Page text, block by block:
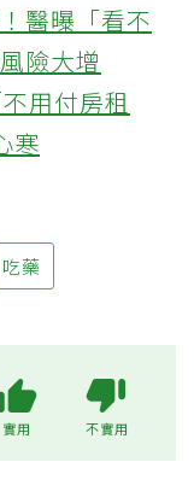
醫曝「看不
險大增
用付房租
寒
吃藥
實用 不實用